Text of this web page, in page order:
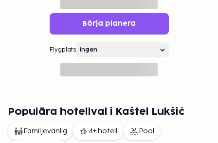
Börja planera
Flygplats
Populära hotellval i Kaštel Lukšić
Familjevänlig 4+ hotell Pool